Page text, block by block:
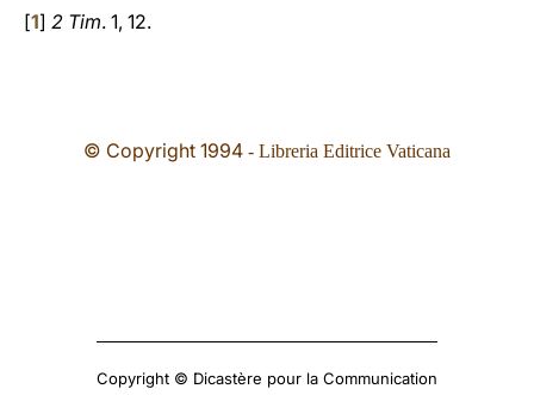
[1] 2 Tim. 1, 12.
© Copyright 1994 - Libreria Editrice Vaticana
Copyright © Dicastère pour la Communication